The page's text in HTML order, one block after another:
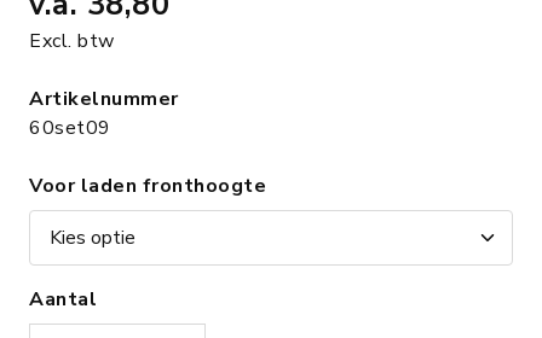
Excl. btw
Artikelnummer
60set09
Voor laden fronthoogte
Aantal